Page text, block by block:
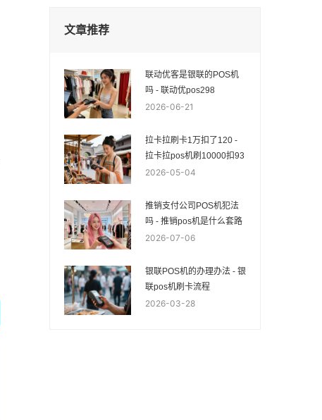
文章推荐
联动优客是银联的POS机
吗 - 联动优pos298
2026-06-21
拉卡拉刷卡1万扣了120 -
拉卡拉pos机刷10000扣93
2026-05-04
推销支付公司POS机犯法
吗 - 推销pos机是什么套路
2026-07-06
银联POS机的办理办法 - 银
联pos机刷卡流程
2026-03-28